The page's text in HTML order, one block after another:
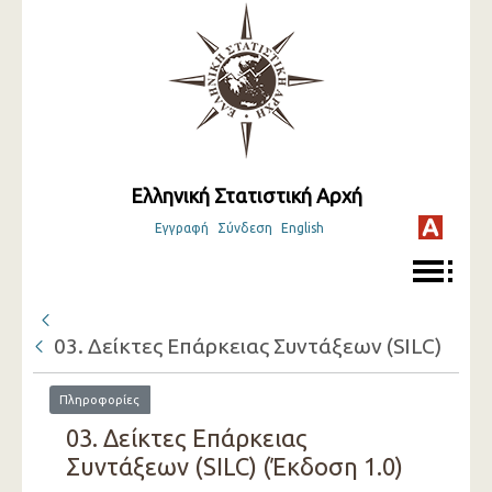
Ελληνική Στατιστική Αρχή
Εγγραφή Σύνδεση English
03. Δείκτες Επάρκειας Συντάξεων (SILC)
Πληροφορίες
03. Δείκτες Επάρκειας
Συντάξεων (SILC) (Έκδοση 1.0)